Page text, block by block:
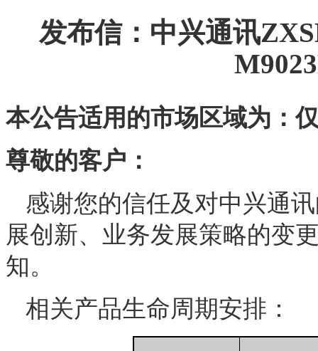
发布信：中兴通讯
本公告适用的市场区域为：
尊敬的客户：
感谢您的信任及对中兴通
展创新、业务发展策略的变
知。
相关产品生命周期安排 ：